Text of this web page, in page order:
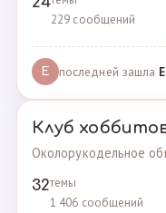
229 сообщений
E последней зашла
Клуб
Околорукодельное
32темы
1 406 сообщений